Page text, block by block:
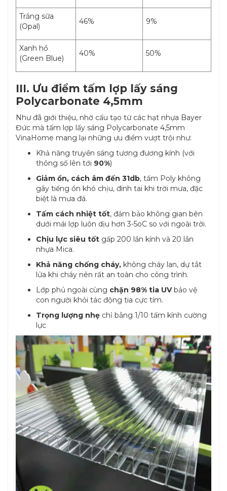
Trắng sữa
(Opal)
46% 9%
Xanh hồ
(Green Blue)
40% 50%
III. Ưu điểm tấm lợp lấy sáng
Polycarbonate 4,5mm
Như đã giới thiệu, nhờ cấu tạo từ các hạt nhựa Bayer
Đức mà tấm lợp lấy sáng Polycarbonate 4,5mm
VinaHome mang lại những ưu điểm vượt trội như:
Khả năng truyền sáng tương đương kính (với
thông số lên tới 90%)
Giảm ồn, cách âm đến 31db, tấm Poly không
gây tiếng ồn khó chịu, đinh tai khi trời mưa, đặc
biệt là mưa đá.
Tấm cách nhiệt tốt, đảm bảo không gian bên
dưới mái lợp luôn dịu hơn 3-5oC so với ngoài trời.
Chịu lực siêu tốt gấp 200 lần kính và 20 lần
nhựa Mica.
Khả năng chống cháy, không cháy lan, dự tắt
lửa khi cháy nên rất an toàn cho công trình.
Lớp phủ ngoài cùng chặn 98% tia UVbảo vệ
con người khỏi tác động tia cực tím.
Trọng lượng nhẹ chỉ bằng 1/10 tấm kính cường
lực